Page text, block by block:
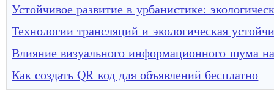
Устойчивое развитие в урбанистике:
Технологии трансляций и экологическая
Влияние визуального информационного шума
Как создать QR код для объявлений бесплатно